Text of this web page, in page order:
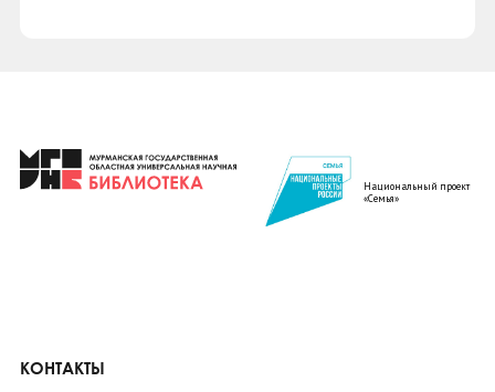
Национальный проект
«Семья»
КОНТАКТЫ